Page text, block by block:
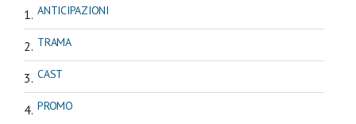
ANTICIPAZIONI
TRAMA
CAST
PROMO